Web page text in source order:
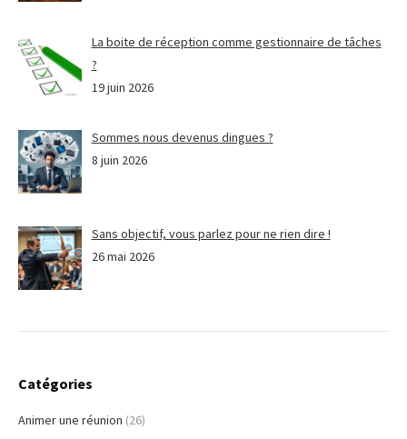
La boite de réception comme gestionnaire de tâches
?
19 juin 2026
Sommes nous devenus dingues ?
8 juin 2026
Sans objectif, vous parlez pour ne rien dire !
26 mai 2026
Catégories
Animer une réunion (26)